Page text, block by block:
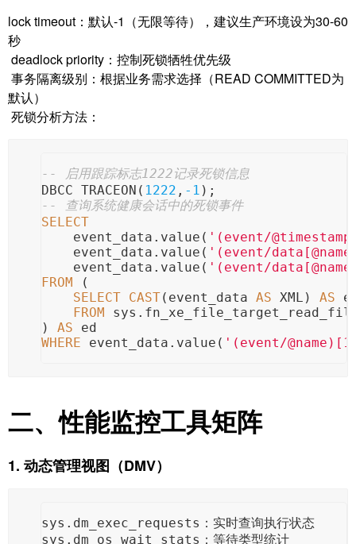
lock timeout：默认-1（无限等待），建议生产环境设为30-60
秒
deadlock priority：控制死锁牺牲优先级
事务隔离级别：根据业务需求选择（READ COMMITTED为
默认）
死锁分析方法：
-- 启用跟踪标志1222记录死锁信息
DBCC TRACEON( 1222 , -1 );
-- 查询系统健康会话中的死锁事件
SELECT
event_data.value( '(event/
event_data.value( '(event/
event_data.value( '(event/
FROM
(
SELECT CAST(event_data AS XML) AS
FROM
) AS ed
WHERE event_data.value( '(event/
二、性能监控工具矩阵
1. 动态管理视图（DMV）
sys.dm_exec_requests：实时查询执行状态
sys.dm_os_wait_stats：等待类型统计